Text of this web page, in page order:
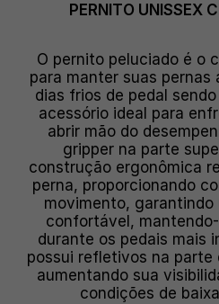
PERNITO UNISSEX
O pernito peluciado é o
para manter suas pernas
dias frios de pedal
acessório ideal para
abrir mão do
gripper na parte
construção ergonômica
perna, proporcionando
movimento, garantindo
confortável,
durante os pedais mais
possui refletivos na parte
aumentando sua
condições de